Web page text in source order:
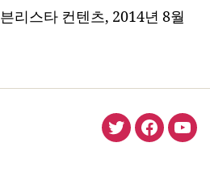
리스타 컨텐츠, 2014년 8월
twitterfacebook